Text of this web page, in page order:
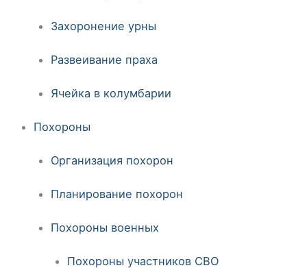
Захоронение урны
Развеивание праха
Ячейка в колумбарии
Похороны
Организация похорон
Планирование похорон
Похороны военных
Похороны участников СВО